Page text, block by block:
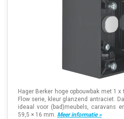
Hager Berker hoge opbouwbak met 1
Flow serie, kleur glanzend antraciet.
ideaal voor (bad)meubels, caravans
59,5 × 16 mm. Meer informatie »